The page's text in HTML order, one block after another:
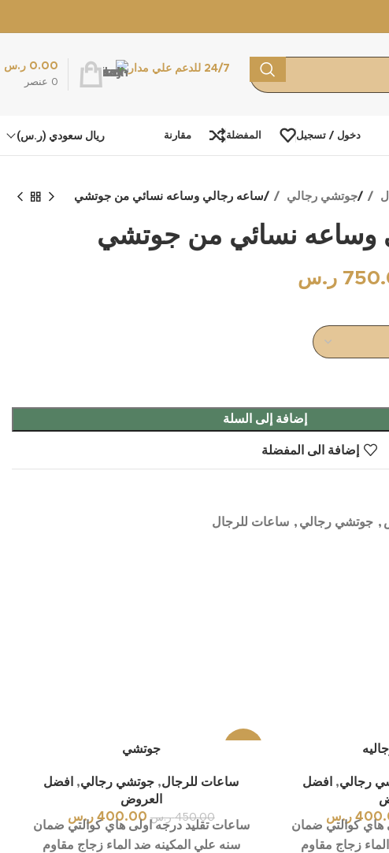
24/7 للدعم علي مدار
0 عنصر
0.00 ر.س
دخول / تسجيل المفضلة مقارنة ريال سعودي (ر.س)
جوتشي رجالي ساعه رجالي وساعه نسائي من جوتشي
وساعه نسائي من جوتشي
ر.س
إضافة إلى السلة
إضافة الى المفضلة
, جوتشي رجالي , ساعات للرجال
رجالي, افضل
ر.س
هاي كوالتي ضمان
زجاج مقاوم
جوتشي
ساعات للرجال, جوتشي رجالي, افضل
العروض
450.00 ر.س 400.00 ر.س
ساعات تقليد درجه اولى هاي كوالتي ضمان
سنه علي المكينه ضد الماء زجاج مقاوم